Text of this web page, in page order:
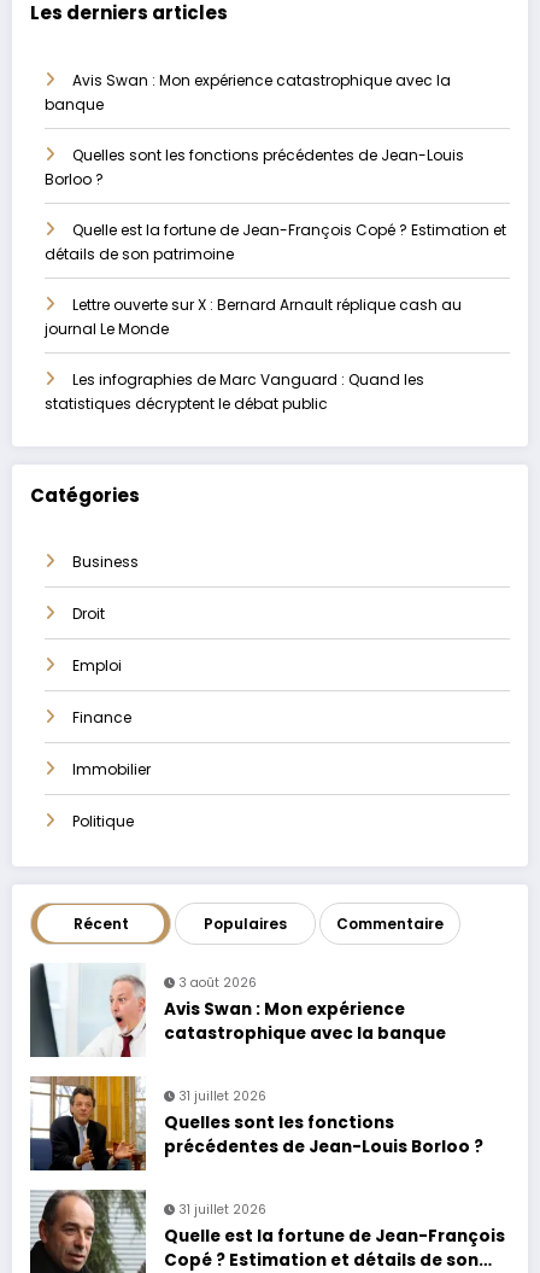
Les derniers articles
Avis Swan : Mon expérience catastrophique avec la
banque
Quelles sont les fonctions précédentes de Jean-Louis
Borloo ?
Quelle est la fortune de Jean-François Copé ? Estimation et
détails de son patrimoine
Lettre ouverte sur X : Bernard Arnault réplique cash au
journal Le Monde
Les infographies de Marc Vanguard : Quand les
statistiques décryptent le débat public
Catégories
Business
Droit
Emploi
Finance
Immobilier
Politique
Récent Populaires Commentaire
3 août 2026
Avis Swan : Mon expérience
catastrophique avec la banque
31 juillet 2026
Quelles sont les fonctions
précédentes de Jean-Louis Borloo ?
31 juillet 2026
Quelle est la fortune de Jean-François
Copé ? Estimation et détails de son